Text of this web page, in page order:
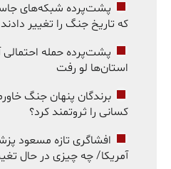
پشت‌پرده شبکه‌های
که تاریخ جنگ را تغییر دادند
پشت‌پرده حمله احتمالی
استان‌ها لو رفت
کسانی را ثروتمند کرد؟
افشاگری تازه مسعود
آمریکا/ چه چیزی در حال